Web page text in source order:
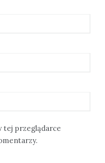
tej przeglądarce